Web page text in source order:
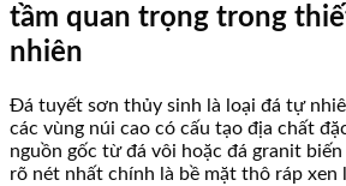
tầm quan trọng trong
nhiên
Đá tuyết sơn thủy sinh là loại đá tự
các vùng núi cao có cấu tạo địa chất
nguồn gốc từ đá vôi hoặc đá granit
rõ nét nhất chính là bề mặt thô ráp xen